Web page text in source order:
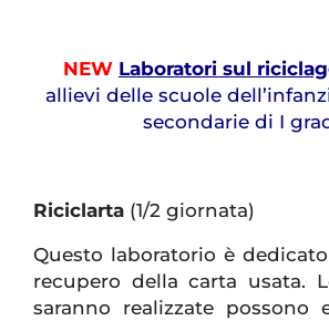
NEW Laboratori sul
allievi delle scuole
secondarie di I
Riciclarta (1/2 giornata)
Questo laboratorio è
recupero della carta usata.
saranno realizzate possono